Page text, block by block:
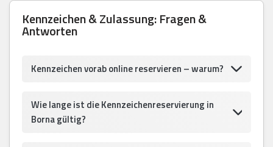
Kennzeichen & Zulassung: Fragen &
Antworten
Kennzeichen vorab online reservieren – warum?
Wie lange ist die Kennzeichenreservierung in
Borna gültig?